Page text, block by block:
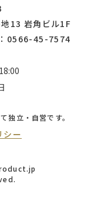
13 岩角ビル1F
0566-45-7574
独立・自営です。
シー